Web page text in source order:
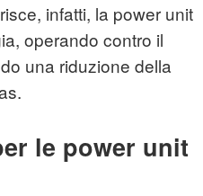
infatti, la power unit
operando contro il
una riduzione della
le power unit